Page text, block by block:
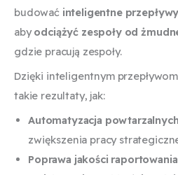
budować inteligentne
abyodciążyć zespoły od
gdzie pracują zespoły.
Dzięki inteligentnym
takie rezultaty, jak:
Automatyzacja
zwiększenia pracy
Poprawa jakości raportowania